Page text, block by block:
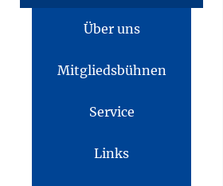
Über uns
Mitgliedsbühnen
Service
Links